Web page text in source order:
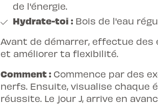
de l'énergie.
Hydrate-toi : Bois de l'eau
Avant de démarrer, effectue
et améliorer ta flexibilité.
Comment : Commence par des
nerfs. Ensuite, visualise chaque
réussite. Le jour J, arrive en